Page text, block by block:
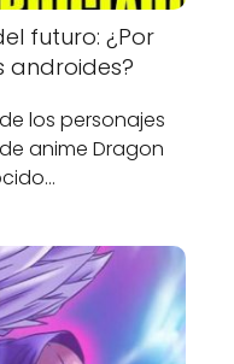
futuro: ¿Por
androides?
los personajes
anime Dragon